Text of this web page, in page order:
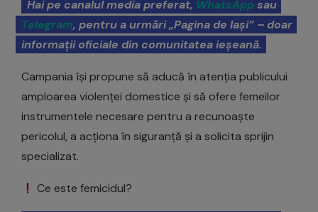
Hai pe canalul media preferat, WhatsAppsau
Telegram, pentru a urmări „Pagina de Iași” – doar
informații oficiale din comunitatea ieșeană.
Campania își propune să aducă în atenția publicului
amploarea violenței domestice și să ofere femeilor
instrumentele necesare pentru a recunoaște
pericolul, a acționa în siguranță și a solicita sprijin
specializat.
Ce este femicidul?